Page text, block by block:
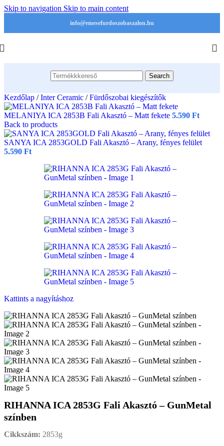
Skip to navigation Skip to main content
info@emesefurdoszobaszalon.hu
Search
Kezdőlap / Inter Ceramic / Fürdőszobai kiegészítők
MELANIYA ICA 2853B Fali Akasztó – Matt fekete 5.590 Ft
Back to products
SANYA ICA 2853GOLD Fali Akasztó – Arany, fényes felület
5.590 Ft
Kattints a nagyításhoz
RIHANNA ICA 2853G Fali Akasztó – GunMetal
színben
Cikkszám: 2853g